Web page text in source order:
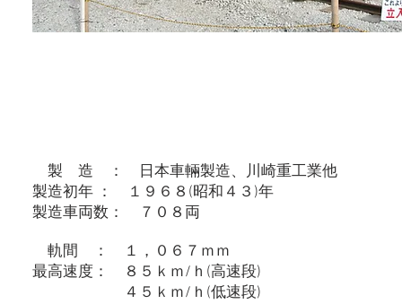
製 造 ： 日本車輛製造、川崎重工業他
製造初年 ： １９６８(昭和４３)年
製造車両数： ７０８両
軌間 ： １，０６７ｍｍ
最高速度： ８５ｋｍ/ｈ(高速段)
４５ｋｍ/ｈ(低速段)